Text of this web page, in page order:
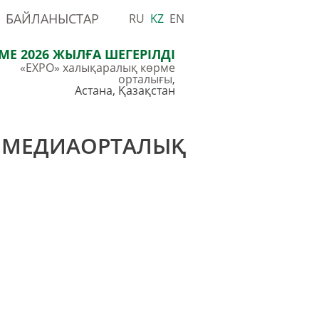
БАЙЛАНЫСТАР RU KZ EN
2026 ЖЫЛҒА ШЕГЕРІЛДІ
«EXPO» халықаралық көрме
орталығы,
Астана, Қазақстан
МЕДИАОРТАЛЫҚ